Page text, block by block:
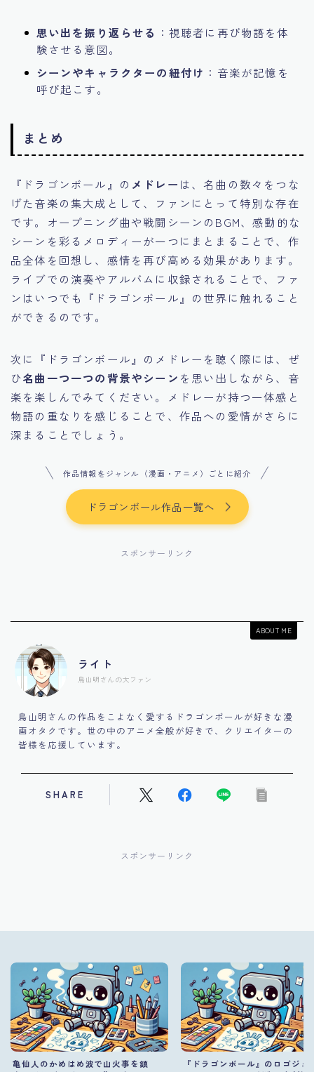
思い出を振り返らせる ：視聴者に再び物語を体
験させる意図。
シーンやキャラクターの紐付け ：音楽が記憶を
呼び起こす。
まとめ
『ドラゴンボール』の メドレー は、名曲の数々をつな
げた音楽の集大成として、ファンにとって特別な存在
です。オープニング曲や戦闘シーンのBGM、感動的な
シーンを彩るメロディーが一つにまとまることで、作
品全体を回想し、感情を再び高める効果があります。
ライブでの演奏やアルバムに収録されることで、ファ
ンはいつでも『ドラゴンボール』の世界に触れること
ができるのです。
次に『ドラゴンボール』のメドレーを聴く際には、ぜ
ひ名曲一つ一つの背景やシーン を思い出しながら、音
楽を楽しんでみてください。メドレーが持つ一体感と
物語の重なりを感じることで、作品への愛情がさらに
深まることでしょう。
作品情報をジャンル（漫画・アニメ）ごとに紹介
ドラゴンボール作品一覧へ
スポンサーリンク
ABOUT ME
ライト
鳥山明さんの大ファン
鳥山明さんの作品をこよなく愛するドラゴンボールが好きな漫
画オタクです。世の中のアニメ全般が好きで、クリエイターの
皆様を応援しています。
SHARE
スポンサーリンク
亀仙人のかめはめ波で山火事を鎮
『ドラゴンボール』のロゴジェ